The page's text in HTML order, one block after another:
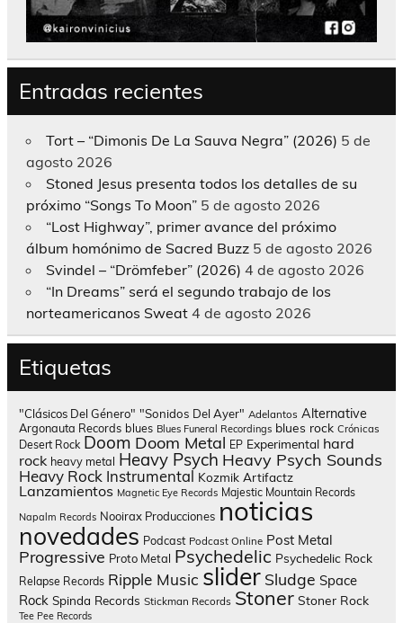
Entradas recientes
Tort – “Dimonis De La Sauva Negra” (2026) 5 de
agosto 2026
Stoned Jesus presenta todos los detalles de su
próximo “Songs To Moon” 5 de agosto 2026
“Lost Highway”, primer avance del próximo
álbum homónimo de Sacred Buzz 5 de agosto 2026
Svindel – “Drömfeber” (2026) 4 de agosto 2026
“In Dreams” será el segundo trabajo de los
norteamericanos Sweat 4 de agosto 2026
Etiquetas
"Clásicos Del Género" "Sonidos Del Ayer" Adelantos Alternative
Argonauta Records blues Blues Funeral Recordings blues rock Crónicas
Desert Rock Doom Doom Metal EP Experimental hard
rock heavy metal Heavy Psych Heavy Psych Sounds
Heavy Rock Instrumental Kozmik Artifactz
Lanzamientos Magnetic Eye Records Majestic Mountain Records
Napalm Records Nooirax Producciones noticias
novedades Podcast Podcast Online Post Metal
Progressive Proto Metal Psychedelic Psychedelic Rock
Relapse Records Ripple Music slider Sludge Space
Rock Spinda Records Stickman Records Stoner Stoner Rock
Tee Pee Records